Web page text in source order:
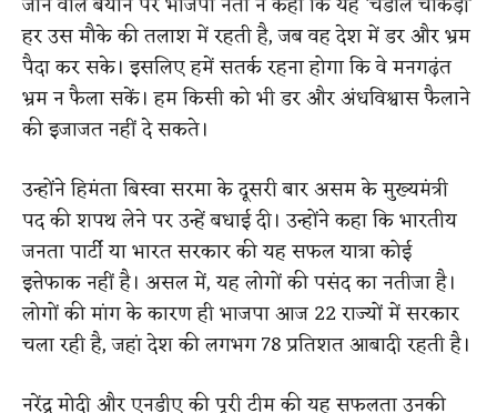
हर उस मौके की तलाश में रहती है, जब वह देश में डर और भ्रम
पैदा कर सके। इसलिए हमें सतर्क रहना होगा कि वे मनगढ़ंत
भ्रम न फैला सकें। हम किसी को भी डर और अंधविश्वास फैलाने
की इजाजत नहीं दे सकते।
उन्होंने हिमंता बिस्वा सरमा के दूसरी बार असम के मुख्यमंत्री
पद की शपथ लेने पर उन्हें बधाई दी। उन्होंने कहा कि भारतीय
जनता पार्टी या भारत सरकार की यह सफल यात्रा कोई
इत्तेफाक नहीं है। असल में, यह लोगों की पसंद का नतीजा है।
लोगों की मांग के कारण ही भाजपा आज 22 राज्यों में सरकार
चला रही है, जहां देश की लगभग 78 प्रतिशत आबादी रहती है।
नरेंद्र मोदी और एनडीए की पूरी टीम की यह सफलता उनकी